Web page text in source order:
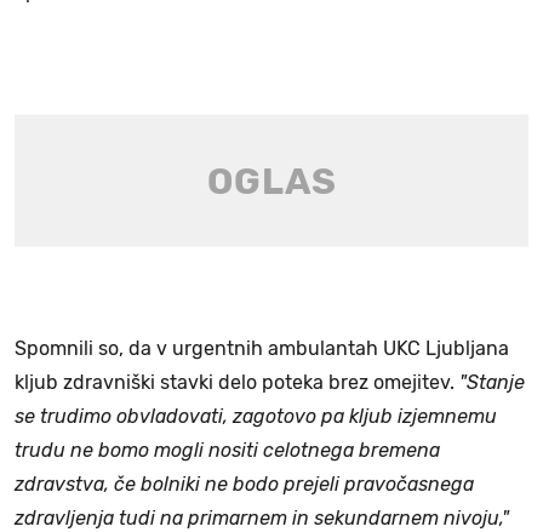
Spomnili so, da v urgentnih ambulantah UKC Ljubljana
kljub zdravniški stavki delo poteka brez omejitev. "Stanje
se trudimo obvladovati, zagotovo pa kljub izjemnemu
trudu ne bomo mogli nositi celotnega bremena
zdravstva, če bolniki ne bodo prejeli pravočasnega
zdravljenja tudi na primarnem in sekundarnem nivoju,"